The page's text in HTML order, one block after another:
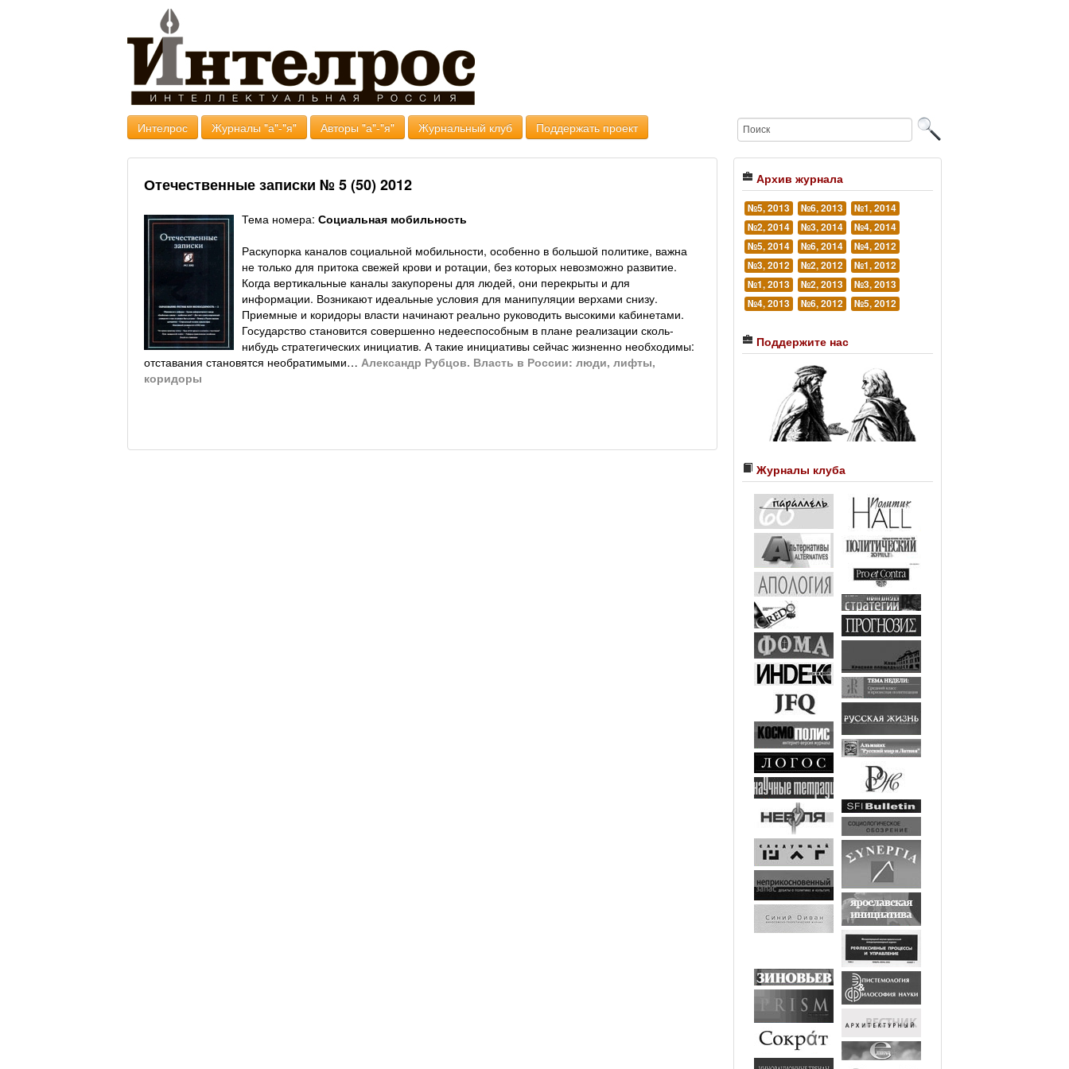
Интелрос Журналы "а"-"я" Авторы "а"-"я" Журнальный клуб Поддержать проект
Отечественные записки № 5 (50) 2012
Тема номера: Социальная мобильность
Раскупорка каналов социальной мобильности, особенно в большой политике, важна
не только для притока свежей крови и ротации, без которых невозможно развитие.
Когда вертикальные каналы закупорены для людей, они перекрыты и для
информации. Возникают идеальные условия для манипуляции верхами снизу.
Приемные и коридоры власти начинают реально руководить высокими кабинетами.
Государство становится совершенно недееспособным в плане реализации сколь-
нибудь стратегических инициатив. А такие инициативы сейчас жизненно необходимы:
отставания становятся необратимыми… Александр Рубцов. Власть в России: люди, лифты,
коридоры
Архив журнала
№5, 2013 №6, 2013
№1, 2014
№2, 2014
№3, 2014
№4, 2014
№5, 2014
№6, 2014
№4, 2012
№3, 2012
№2, 2012
№1, 2012
№1, 2013
№2, 2013
№3, 2013
№4, 2013
№6, 2012 №5, 2012
Поддержите нас
Журналы клуба